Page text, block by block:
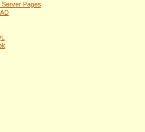
Server Pages